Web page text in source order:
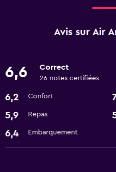
Avis sur Air
6,6 Correct
26 notes certifiées
6,2 Confort
5,9 Repas
6,4 Embarquement